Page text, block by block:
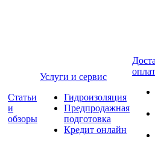
Статьи
и
обзоры
Услуги и сервис
Гидроизоляция
Предпродажная
подготовка
Кредит онлайн